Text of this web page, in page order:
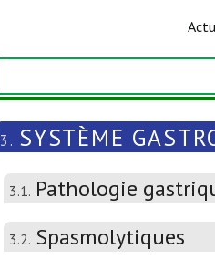
3. SYSTÈME
3.1. Pathologie
3.2. Spasmolytiques